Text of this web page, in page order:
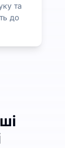
та
до